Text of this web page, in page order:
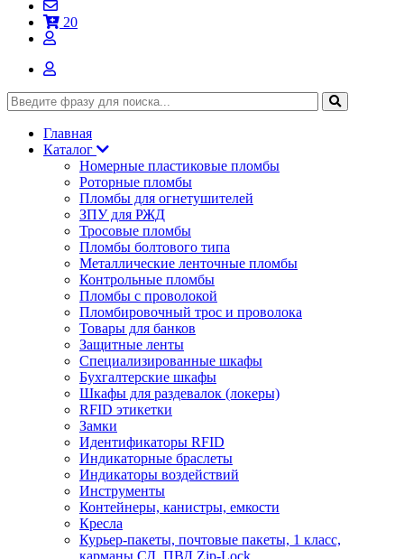
20
Главная
Каталог
Номерные пластиковые пломбы
Роторные пломбы
Пломбы для огнетушителей
ЗПУ для РЖД
Тросовые пломбы
Пломбы болтового типа
Металлические ленточные пломбы
Контрольные пломбы
Пломбы с проволокой
Пломбировочный трос и проволока
Товары для банков
Защитные ленты
Cпециализированные шкафы
Бухгалтерские шкафы
Шкафы для раздевалок (локеры)
RFID этикетки
Замки
Идентификаторы RFID
Индикаторные браслеты
Индикаторы воздействий
Инструменты
Контейнеры, канистры, емкости
Кресла
Курьер-пакеты, почтовые пакеты, 1 класс,